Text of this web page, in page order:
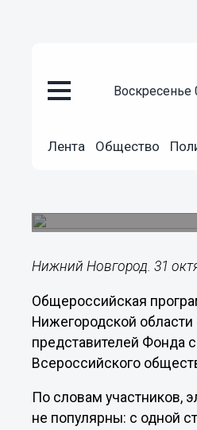
Лента Общество
Общество
Электронные
Нижний Новгород. 31
Общероссийская
Нижегородской области
представителей Фонда
Всероссийского
По словам участников,
не популярны: с одной